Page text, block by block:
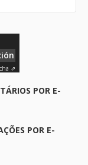
⇗
POR E-
POR E-